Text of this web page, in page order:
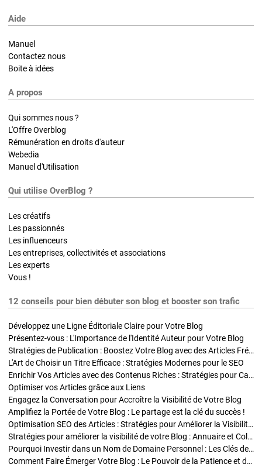
Aide
Manuel
Contactez nous
Boite à idées
A propos
Qui sommes nous ?
L'Offre Overblog
Rémunération en droits d'auteur
Webedia
Manuel d'Utilisation
Qui utilise OverBlog ?
Les créatifs
Les passionnés
Les influenceurs
Les entreprises, collectivités et associations
Les experts
Vous !
12 conseils pour bien débuter son blog et booster son trafic
Développez une Ligne Éditoriale Claire pour Votre Blog
Présentez-vous : L'Importance de l'Identité Auteur pour Votre Blog
Stratégies de Publication : Boostez Votre Blog avec des Articles Fréquents et Exclusifs
L'Art de Choisir un Titre Efficace : Stratégies Modernes pour le SEO
Enrichir Vos Articles avec des Contenus Riches : Stratégies pour Captiver et Optimiser
Optimiser vos Articles grâce aux Liens
Engagez la Conversation pour Accroître la Visibilité de Votre Blog
Amplifiez la Portée de Votre Blog : Le partage est la clé du succès !
Optimisation SEO des Articles : Stratégies pour Améliorer la Visibilité de Votre Blog
Stratégies pour améliorer la visibilité de votre Blog : Annuaire et Collaborations
Pourquoi Investir dans un Nom de Domaine Personnel : Les Clés de la Réussite de Votre Blog
Comment Faire Émerger Votre Blog : Le Pouvoir de la Patience et de la Persévérance